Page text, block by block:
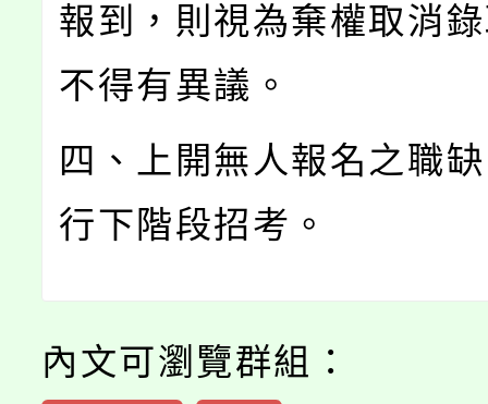
報到，則視為棄權取消
不得有異議。
四、上開無人報名之職
行下階段招考。
內文可瀏覽群組：